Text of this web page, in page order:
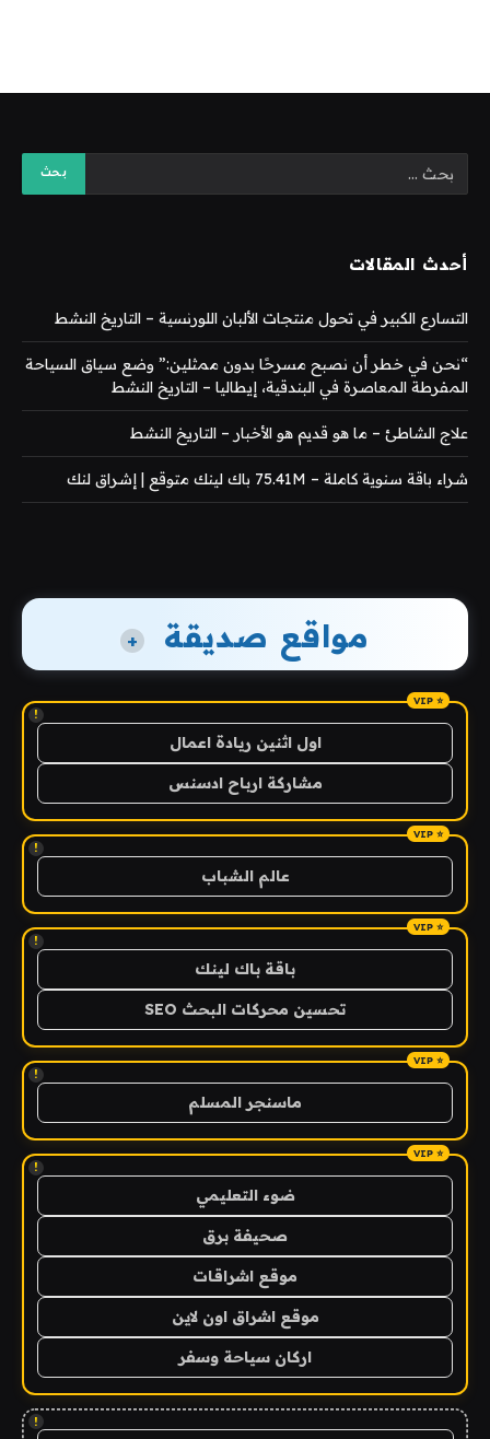
أحدث المقالات
التسارع الكبير في تحول منتجات الألبان اللورنسية – التاريخ النشط
“نحن في خطر أن نصبح مسرحًا بدون ممثلين:” وضع سياق السياحة
المفرطة المعاصرة في البندقية، إيطاليا – التاريخ النشط
علاج الشاطئ – ما هو قديم هو الأخبار – التاريخ النشط
شراء باقة سنوية كاملة – 75.41M باك لينك متوقع | إشراق لنك
مواقع صديقة +
!
اول اثنين ريادة اعمال
مشاركة ارباح ادسنس
!
عالم الشباب
!
باقة باك لينك
تحسين محركات البحث SEO
!
ماسنجر المسلم
!
ضوء التعليمي
صحيفة برق
موقع اشراقات
موقع اشراق اون لاين
اركان سياحة وسفر
!